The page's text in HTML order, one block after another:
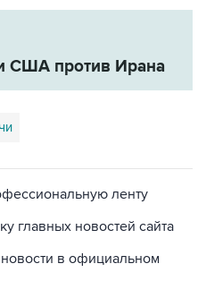
США против Ирана
ленту
главных новостей сайта
в официальном